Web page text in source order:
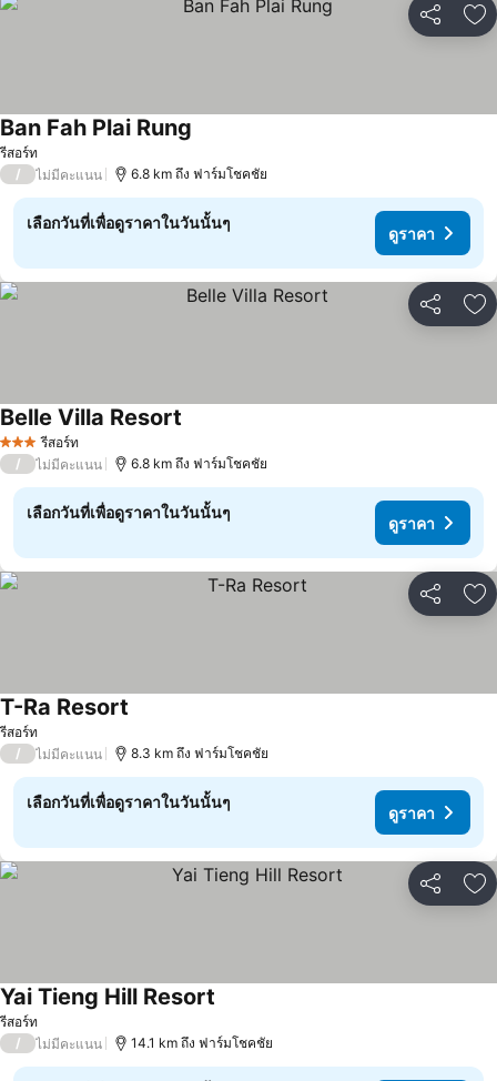
แชร์ เ
รีสอร์ท
Ban Fah Plai Rung
/ ไม่มีคะแนน 6.8 km ถึง ฟาร์มโชคชัย
เลือกวันที่เพื่อดูราคาในวันนั้นๆ
ดูราคา
แชร์ เ
3 ดาว รีสอร์ท
Belle Villa Resort
/ ไม่มีคะแนน 6.8 km ถึง ฟาร์มโชคชัย
เลือกวันที่เพื่อดูราคาในวันนั้นๆ
ดูราคา
แชร์ เ
รีสอร์ท
T-Ra Resort
/ ไม่มีคะแนน 8.3 km ถึง ฟาร์มโชคชัย
เลือกวันที่เพื่อดูราคาในวันนั้นๆ
ดูราคา
แชร์ เ
รีสอร์ท
Yai Tieng Hill Resort
/ ไม่มีคะแนน 14.1 km ถึง ฟาร์มโชคชัย